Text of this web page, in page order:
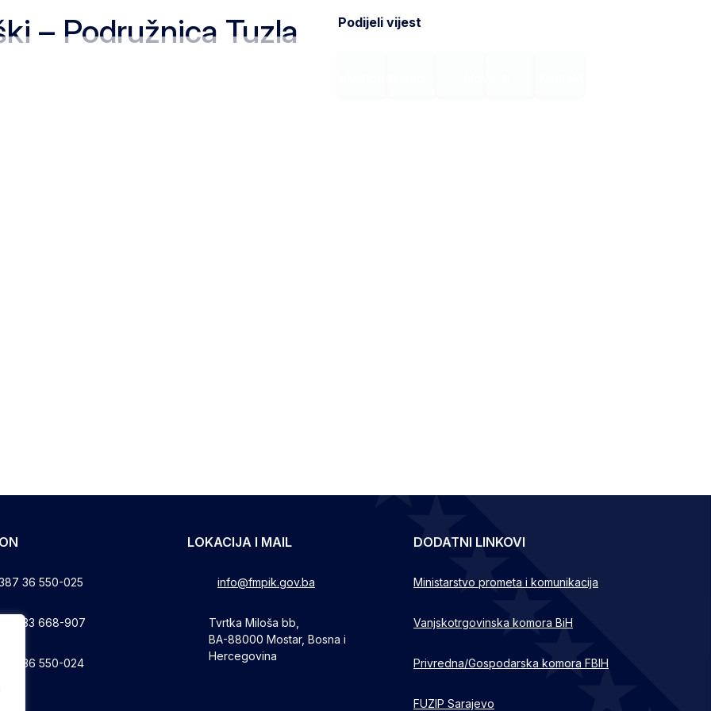
– Podružnica Tuzla Podijeli vijest
36 550-025
33 668-907
36 550-024
LOKACIJA I MAIL
info@fmpik.gov.ba
Tvrtka Miloša bb,
BA-88000 Mostar, Bosna i
Hercegovina
DODATNI LINKOVI
Ministarstvo prometa i komunikacija
Vanjskotrgovinska komora BiH
Privredna/Gospodarska komora FBIH
FUZIP Sarajevo